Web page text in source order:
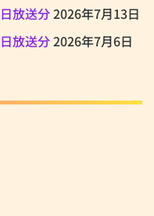
放送分2026年7月13日
放送分2026年7月6日